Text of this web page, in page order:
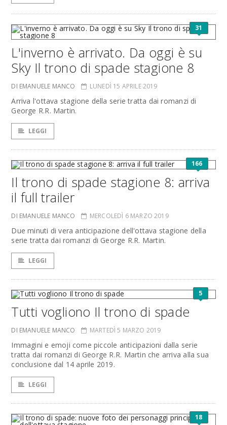
31
L'inverno è arrivato. Da oggi è su
Sky Il trono di spade stagione 8
DI EMANUELE MANCO LUNEDÌ 15 APRILE 2019
Arriva l'ottava stagione della serie tratta dai romanzi di
George R.R. Martin.
LEGGI
166
Il trono di spade stagione 8: arriva
il full trailer
DI EMANUELE MANCO MERCOLEDÌ 6 MARZO 2019
Due minuti di vera anticipazione dell'ottava stagione della
serie tratta dai romanzi di George R.R. Martin.
LEGGI
5
Tutti vogliono Il trono di spade
DI EMANUELE MANCO MARTEDÌ 5 MARZO 2019
Immagini e emoji come piccole anticipazioni dalla serie
tratta dai romanzi di George R.R. Martin che arriva alla sua
conclusione dal 14 aprile 2019.
LEGGI
18